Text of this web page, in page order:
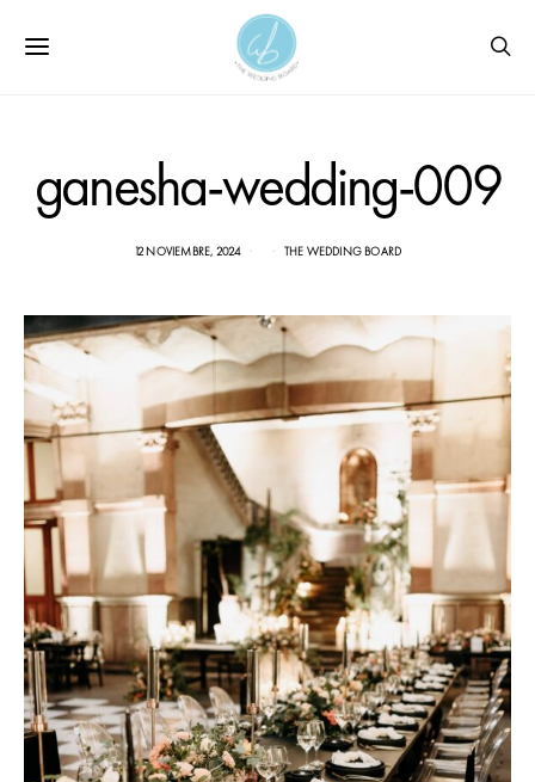
ganesha-wedding-009
12 NOVIEMBRE, 2024 THE WEDDING BOARD